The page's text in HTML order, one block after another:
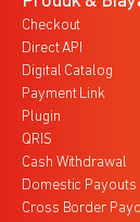
Checkout
Direct API
Digital Catalog
Payment Link
Plugin
QRIS
Cash Withdrawal
Domestic Payouts
Cross Border